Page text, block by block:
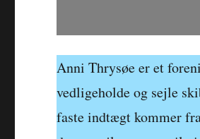
Anni Thrysøe er et
vedligeholde og sejle
faste indtægt kommer